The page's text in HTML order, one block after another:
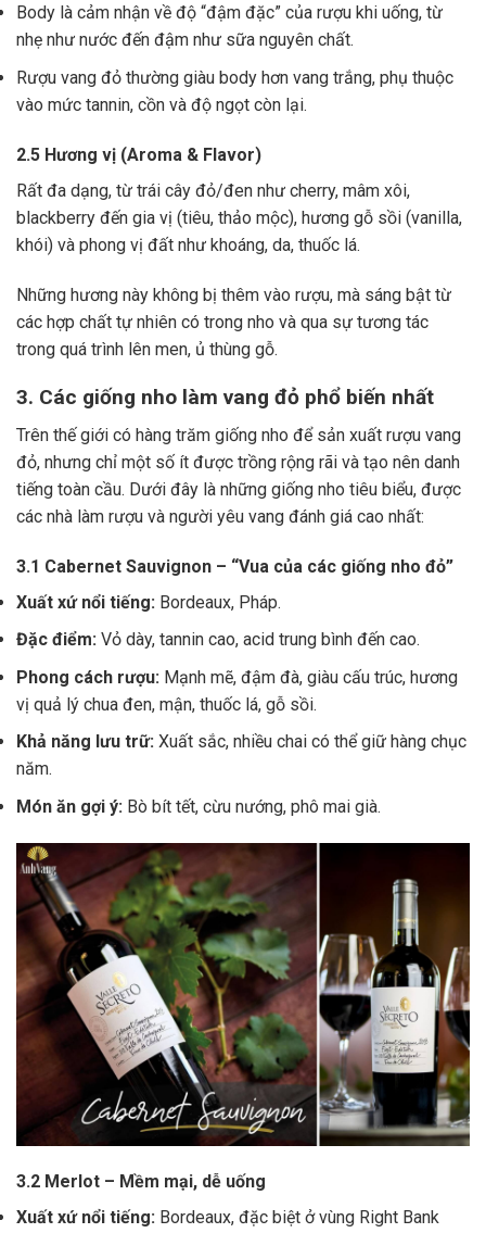
Body là cảm nhận về độ “đậm đặc” của rượu khi uống, từ
nhẹ như nước đến đậm như sữa nguyên chất.
Rượu vang đỏ thường giàu body hơn vang trắng, phụ thuộc
vào mức tannin, cồn và độ ngọt còn lại.
2.5 Hương vị (Aroma & Flavor)
Rất đa dạng, từ trái cây đỏ/đen như cherry, mâm xôi,
blackberry đến gia vị (tiêu, thảo mộc), hương gỗ sồi (vanilla,
khói) và phong vị đất như khoáng, da, thuốc lá.
Những hương này không bị thêm vào rượu, mà sáng bật từ
các hợp chất tự nhiên có trong nho và qua sự tương tác
trong quá trình lên men, ủ thùng gỗ.
3. Các giống nho làm vang đỏ phổ biến nhất
Trên thế giới có hàng trăm giống nho để sản xuất rượu vang
đỏ, nhưng chỉ một số ít được trồng rộng rãi và tạo nên danh
tiếng toàn cầu. Dưới đây là những giống nho tiêu biểu, được
các nhà làm rượu và người yêu vang đánh giá cao nhất:
3.1 Cabernet Sauvignon – “Vua của các giống nho đỏ”
Xuất xứ nổi tiếng: Bordeaux, Pháp.
Đặc điểm: Vỏ dày, tannin cao, acid trung bình đến cao.
Phong cách rượu: Mạnh mẽ, đậm đà, giàu cấu trúc, hương
vị quả lý chua đen, mận, thuốc lá, gỗ sồi.
Khả năng lưu trữ: Xuất sắc, nhiều chai có thể giữ hàng chục
năm.
Món ăn gợi ý: Bò bít tết, cừu nướng, phô mai già.
3.2 Merlot – Mềm mại, dễ uống
Xuất xứ nổi tiếng: Bordeaux, đặc biệt ở vùng Right Bank